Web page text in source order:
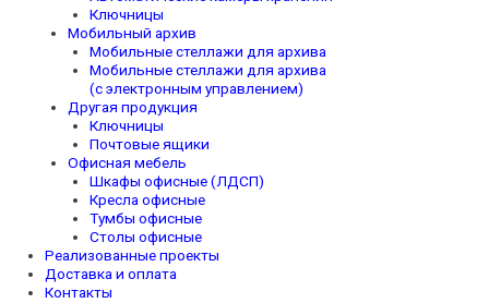
Ключницы
Мобильный архив
Мобильные стеллажи для архива
Мобильные стеллажи для архива
(с электронным управлением)
Другая продукция
Ключницы
Почтовые ящики
Офисная мебель
Шкафы офисные (ЛДСП)
Кресла офисные
Тумбы офисные
Столы офисные
Реализованные проекты
Доставка и оплата
Контакты